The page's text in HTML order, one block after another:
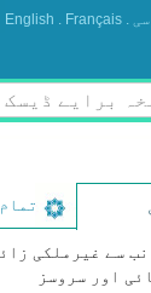
.
Français
.
English
برایے ڈیسک
سے غیرملکی
اور سروسز